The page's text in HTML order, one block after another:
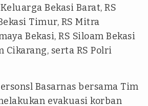
Bekasi Barat, RS
Timur, RS Mitra
Bekasi, RS Siloam Bekasi
Cikarang, serta RS Polri
Basarnas bersama Tim
evakuasi korban